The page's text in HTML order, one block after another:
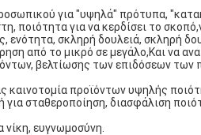
για "υψηλά" πρότυπα,
ποιότητα για να κερδίσει το
σκληρή δουλειά, σκληρή
από το μικρό σε μεγάλο,Και να
βελτίωσης των επιδόσεων των
καινοτομία προϊόντων υψηλής
για σταθεροποίηση, διασφάλιση
νίκη, ευγνωμοσύνη.